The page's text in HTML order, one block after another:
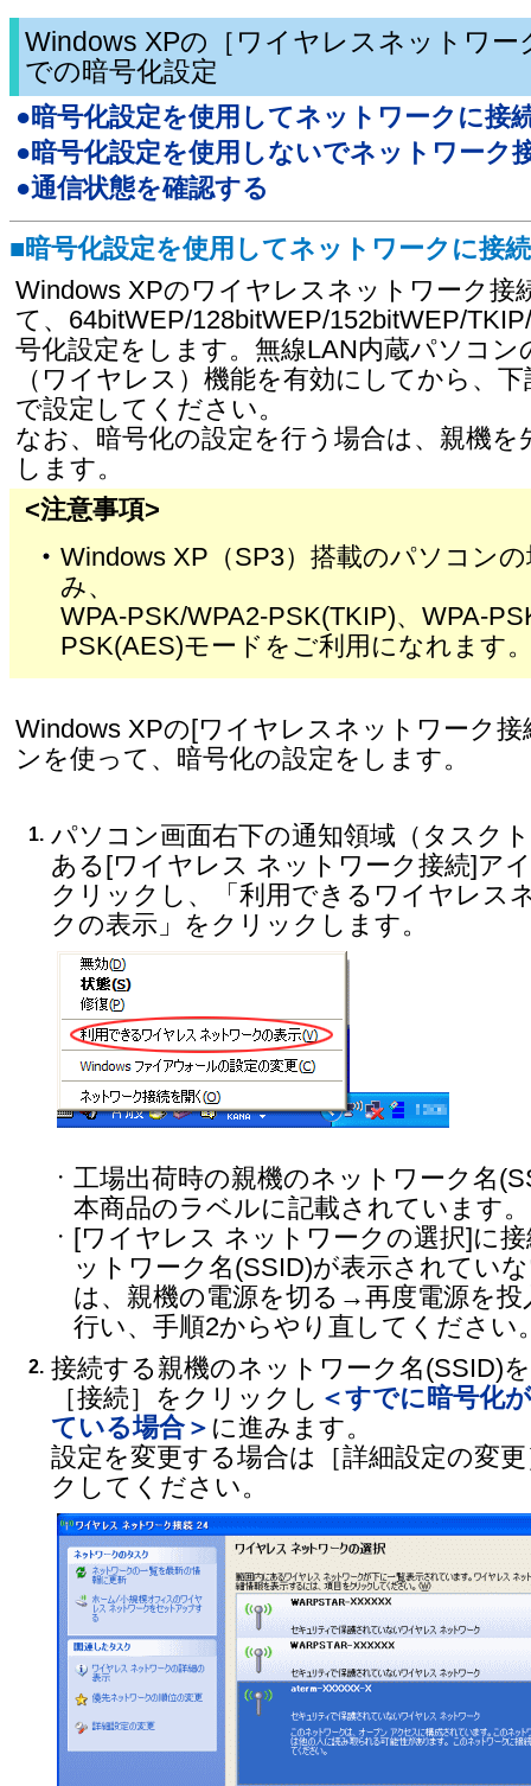
Windows XPの［ワイヤレスネットワー
での暗号化設定
●暗号化設定を使用してネットワークに接
●暗号化設定を使用しないでネットワーク
●通信状態を確認する
■暗号化設定を使用してネットワークに接
Windows XPのワイヤレスネットワーク接
て、64bitWEP/128bitWEP/152bitWEP/
号化設定をします。無線LAN内蔵パソコン
（ワイヤレス）機能を有効にしてから、
で設定してください。
なお、暗号化の設定を行う場合は、親機を
します。
<注意事項>
Windows XP（SP3）搭載のパソコン
み、
WPA-PSK/WPA2-PSK(TKIP)、WPA-
PSK(AES)モードをご利用になれます
Windows XPの[ワイヤレスネットワーク接
ンを使って、暗号化の設定をします。
1. パソコン画面右下の通知領域（タスク
ある[ワイヤレス ネットワーク接続]ア
クリックし、「利用できるワイヤレス
クの表示」をクリックします。
・ 工場出荷時の親機のネットワーク名
本商品のラベルに記載されています。
・ [ワイヤレス ネットワークの選択]に
ットワーク名(SSID)が表示されてい
は、親機の電源を切る→再度電源を投
行い、手順2からやり直してください
2. 接続する親機のネットワーク名(SSID)
［接続］をクリックし ＜すでに暗号化
ている場合＞ に進みます。
設定を変更する場合は［詳細設定の変
クしてください。